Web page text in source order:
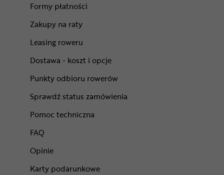
Formy płatności
Zakupy na raty
Leasing roweru
Dostawa - koszt i opcje
Punkty odbioru rowerów
Sprawdź status zamówienia
Pomoc techniczna
FAQ
Opinie
Karty podarunkowe